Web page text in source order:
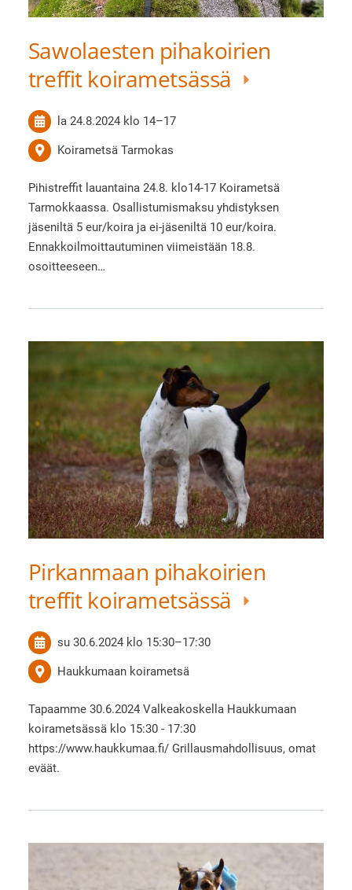
Sawolaesten pihakoirien
treffit koirametsässä
la 24.8.2024 klo 14–17
Koirametsä Tarmokas
Pihistreffit lauantaina 24.8. klo14-17 Koirametsä
Tarmokkaassa. Osallistumismaksu yhdistyksen
jäseniltä 5 eur/koira ja ei-jäseniltä 10 eur/koira.
Ennakkoilmoittautuminen viimeistään 18.8.
osoitteeseen…
Pirkanmaan pihakoirien
treffit koirametsässä
su 30.6.2024 klo 15:30–17:30
Haukkumaan koirametsä
Tapaamme 30.6.2024 Valkeakoskella Haukkumaan
koirametsässä klo 15:30 - 17:30
https://www.haukkumaa.fi/ Grillausmahdollisuus, omat
eväät.